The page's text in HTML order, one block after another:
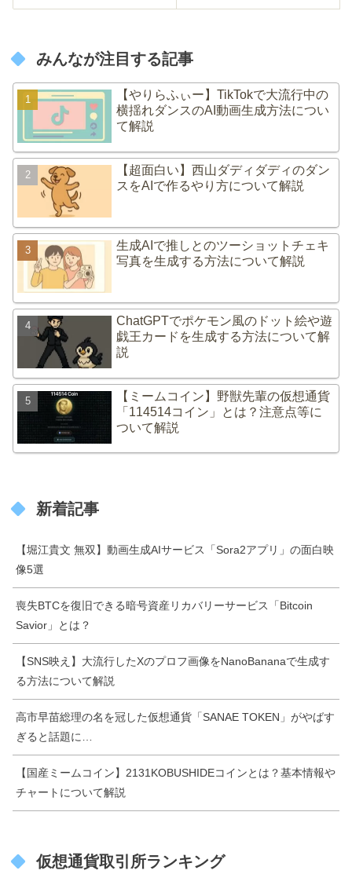
みんなが注目する記事
【やりらふぃー】TikTokで大流行中の
横揺れダンスのAI動画生成方法につい
て解説
【超面白い】西山ダディダディのダン
スをAIで作るやり方について解説
生成AIで推しとのツーショットチェキ
写真を生成する方法について解説
ChatGPTでポケモン風のドット絵や遊
戯王カードを生成する方法について解
説
【ミームコイン】野獣先輩の仮想通貨
「114514コイン」とは？注意点等に
ついて解説
新着記事
【堀江貴文 無双】動画生成AIサービス「Sora2アプリ」の面白映
像5選
喪失BTCを復旧できる暗号資産リカバリーサービス「Bitcoin
Savior」とは？
【SNS映え】大流行したXのプロフ画像をNanoBananaで生成す
る方法について解説
高市早苗総理の名を冠した仮想通貨「SANAE TOKEN」がやばす
ぎると話題に…
【国産ミームコイン】2131KOBUSHIDEコインとは？基本情報や
チャートについて解説
仮想通貨取引所ランキング